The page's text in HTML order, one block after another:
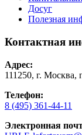
Досуг
Полезная
Контактная
Адрес:
111250, г. Москва,
Телефон:
8 (495) 361-44-11
Электронная